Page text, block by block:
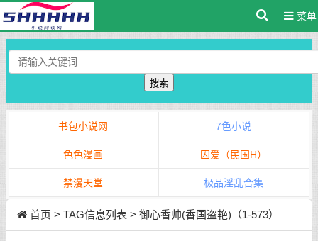
菜单
搜索
书包小说网 7色小说
色色漫画 囚爱（民国H）
禁漫天堂 极品淫乱合集
首页 > TAG信息列表 > 御心香帅(香国盗艳)（1-573）